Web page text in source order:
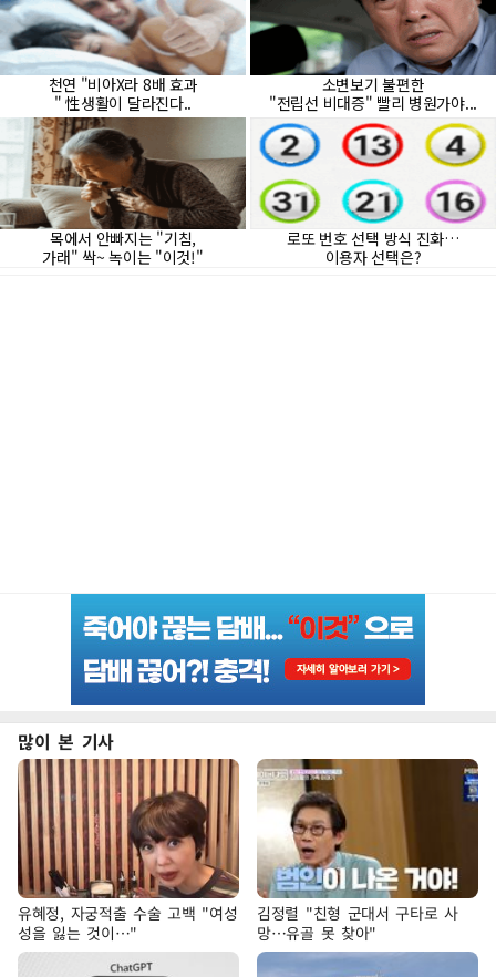
많이 본 기사
유혜정, 자궁적출 수술 고백 "여성
성을 잃는 것이…"
김정렬 "친형 군대서 구타로 사
망…유골 못 찾아"